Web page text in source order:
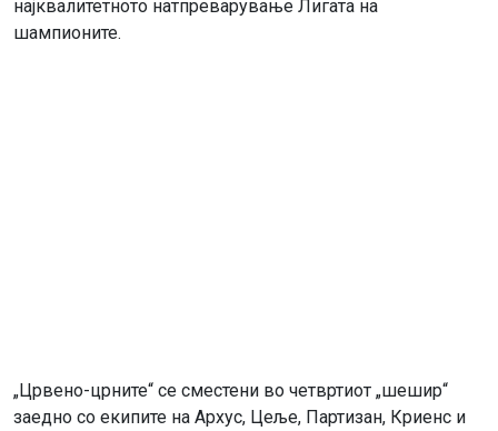
најквалитетното натпреварување Лигата на
шампионите.
„Црвено-црните“ се сместени во четвртиот „шешир“
заедно со екипите на Архус, Цеље, Партизан, Криенс и